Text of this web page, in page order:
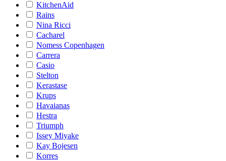
KitchenAid
Rains
Nina Ricci
Cacharel
Nomess Copenhagen
Carrera
Casio
Stelton
Kerastase
Krups
Havaianas
Hestra
Triumph
Issey Miyake
Kay Bojesen
Korres